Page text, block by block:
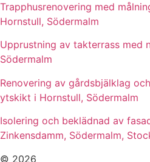
Trapphusrenovering med
Hornstull, Södermalm
Upprustning av takterrass med
Södermalm
Renovering av gårdsbjälklag
ytskikt i Hornstull, Södermalm
Isolering och beklädnad av
Zinkensdamm, Södermalm,
© 2026